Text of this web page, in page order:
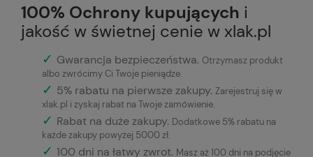
100% Ochrony kupujących i
jakość w świetnej cenie w xlak.pl
✓ Gwarancja bezpieczeństwa. Otrzymasz produkt
albo zwrócimy Ci Twoje pieniądze.
✓ 5% rabatu na pierwsze zakupy. Zarejestruj się w
xlak.pl i zyskaj rabat na Twoje zamówienie.
✓ Rabat na duże zakupy. Dodatkowe 5% rabatu na
każde zakupy powyżej 5000 zł.
✓ 100 dni na łatwy zwrot. Masz aż 100 dni na podjęcie